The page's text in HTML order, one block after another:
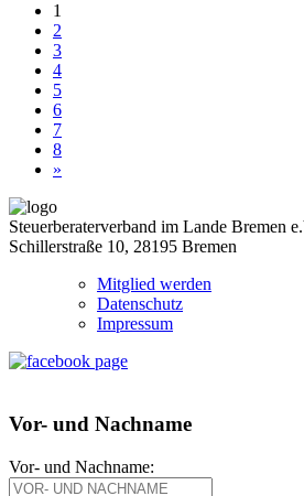
1
2
3
4
5
6
7
8
»
Steuerberaterverband im Lande Bremen
Schillerstraße 10, 28195 Bremen
Mitglied werden
Datenschutz
Impressum
Vor- und Nachname
Vor- und Nachname: